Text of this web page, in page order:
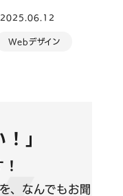
Webデザイン
2025.06.12
」
、なんでもお聞